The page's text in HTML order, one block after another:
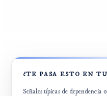
¿TE PASA ESTO EN
Señales típicas de dependencia